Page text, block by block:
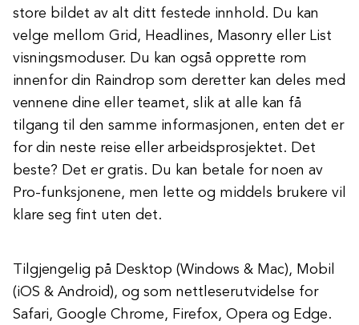
store bildet av alt ditt festede innhold. Du kan
velge mellom Grid, Headlines, Masonry eller List
visningsmoduser. Du kan også opprette rom
innenfor din Raindrop som deretter kan deles med
vennene dine eller teamet, slik at alle kan få
tilgang til den samme informasjonen, enten det er
for din neste reise eller arbeidsprosjektet. Det
beste? Det er gratis. Du kan betale for noen av
Pro-funksjonene, men lette og middels brukere vil
klare seg fint uten det.
Tilgjengelig på Desktop (Windows & Mac), Mobil
(iOS & Android), og som nettleserutvidelse for
Safari, Google Chrome, Firefox, Opera og Edge.